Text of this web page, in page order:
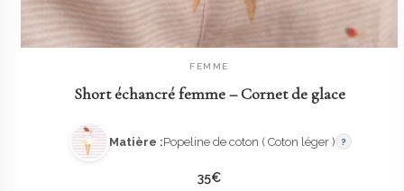
AJOUTER AU PANIER
FEMME
Short échancré femme – Cornet de glace
Matière :Popeline de coton ( Coton léger ) ?
35€